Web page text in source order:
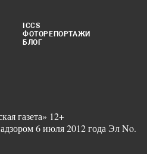
ICCS
ФОТОРЕПОРТАЖИ
БЛОГ
газета» 12+
6 июля 2012 года Эл No.